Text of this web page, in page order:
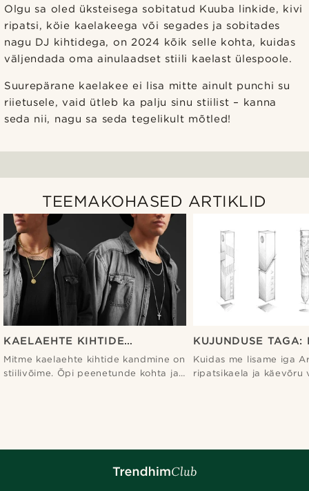
Olgu sa oled üksteisega sobitatud Kuuba linkide, kivi
ripatsi, köie kaelakeega või segades ja sobitades
nagu DJ kihtidega, on 2024 kõik selle kohta, kuidas
väljendada oma ainulaadset stiili kaelast ülespoole.
Suurepärane kaelakee ei lisa mitte ainult punchi su
riietusele, vaid ütleb ka palju sinu stiilist – kanna
seda nii, nagu sa seda tegelikult mõtled!
TEEMAKOHASED ARTIKLID
KAELAEHTE KIHTIDE
KANDMINE - LÕPLIK JUHEND
MEESTELE - TRENDHIM
Mitme kaelaehte kihtide kandmine on
stiilivõime. Õpi peenetunde kohta ja
KUJUNDUSE TAGA:
DETAILIDE
RIPATSITELE JA
Kuidas me lisame iga
ripatsikaela ja käevõru